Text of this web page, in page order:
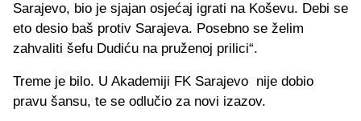
Sarajevo, bio je sjajan osjećaj igrati na Koševu. Debi se
eto desio baš protiv Sarajeva. Posebno se želim
zahvaliti šefu Dudiću na pruženoj prilici“.
Treme je bilo. U Akademiji FK Sarajevo nije dobio
pravu šansu, te se odlučio za novi izazov.